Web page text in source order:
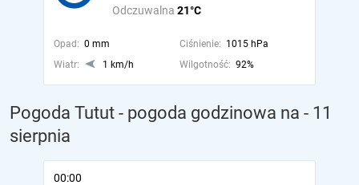
Odczuwalna 21°C
Opad: 0 mm Ciśnienie: 1015 hPa
Wiatr:
1 km/h Wilgotność: 92%
Pogoda Tutut - pogoda godzinowa na - 11
sierpnia
00:00